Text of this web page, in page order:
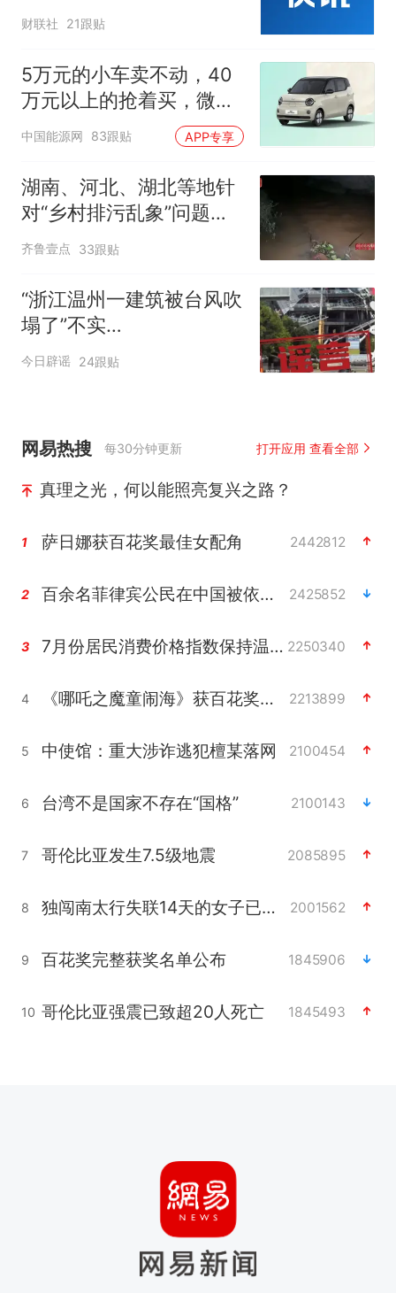
达4339.42万美元
财联社 21跟贴
5万元的小车卖不动，40
万元以上的抢着买，微型
代步车集体遇冷
中国能源网 83跟贴 APP专享
湖南、河北、湖北等地针
对“乡村排污乱象”问题成
立调查组
齐鲁壹点 33跟贴
“浙江温州一建筑被台风吹
塌了”不实
（2026·08·10）
今日辟谣 24跟贴
网易热搜 每30分钟更新 打开应用 查看全部
真理之光，何以能照亮复兴之路？
1 萨日娜获百花奖最佳女配角 2442812
2 百余名菲律宾公民在中国被依法处理 2425852
3 7月份居民消费价格指数保持温和上涨 2250340
4 《哪吒之魔童闹海》获百花奖最佳影片奖 2213899
5 中使馆：重大涉诈逃犯檀某落网 2100454
6 台湾不是国家不存在“国格” 2100143
7 哥伦比亚发生7.5级地震 2085895
8 独闯南太行失联14天的女子已找到 2001562
9 百花奖完整获奖名单公布 1845906
10 哥伦比亚强震已致超20人死亡 1845493